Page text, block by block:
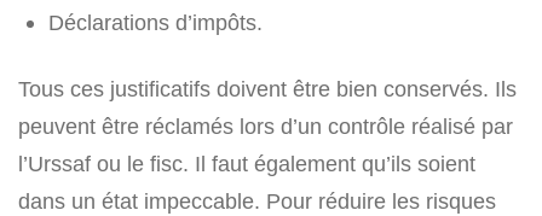
Déclarations d’impôts.
Tous ces justificatifs doivent être bien conservés. Ils
peuvent être réclamés lors d’un contrôle réalisé par
l’Urssaf ou le fisc. Il faut également qu’ils soient
dans un état impeccable. Pour réduire les risques